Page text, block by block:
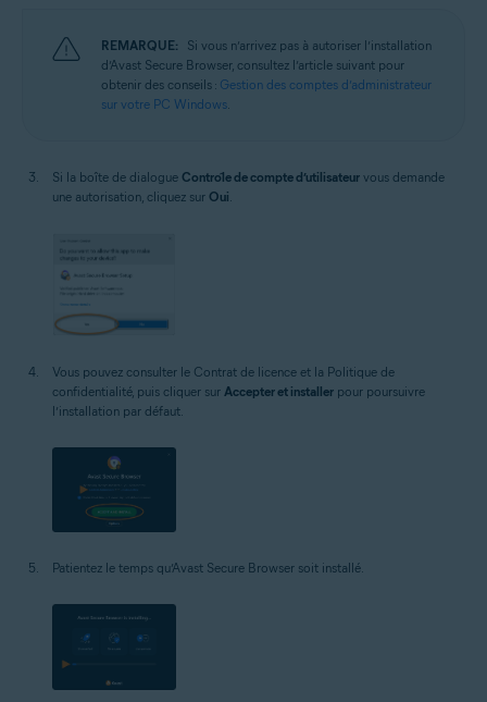
REMARQUE:
Si vous n’arrivez pas à autoriser l’installation
d’Avast Secure Browser, consultez l’article suivant pour
obtenir des conseils : Gestion des comptes d’administrateur
sur votre PC Windows.
Si la boîte de dialogue Contrôle de compte d’utilisateur vous demande
une autorisation, cliquez sur Oui.
Vous pouvez consulter le Contrat de licence et la Politique de
confidentialité, puis cliquer sur Accepter et installer pour poursuivre
l’installation par défaut.
Patientez le temps qu’Avast Secure Browser soit installé.